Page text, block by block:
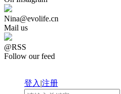
Nina@evolife.cn
Mail us
@RSS
Follow our feed
登入|注册